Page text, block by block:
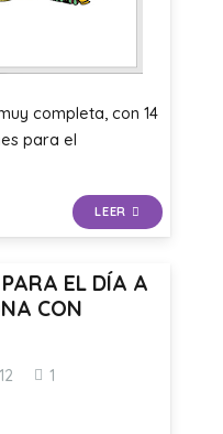
completa, con 14
para el
LEER
EL DÍA A
CON
1